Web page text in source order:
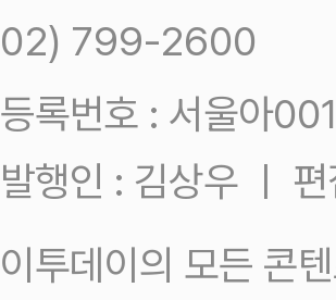
02) 799-2600
등록번호 : 서울아
발행인 : 김상우 ㅣ
이투데이의 모든 콘